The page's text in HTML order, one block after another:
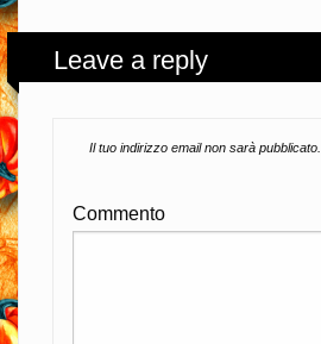
Leave a reply
Il tuo indirizzo email non sarà pubblicato.
Commento